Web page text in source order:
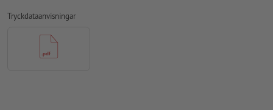
du exportera dem som kontinuerliga enkelsidor
Tryckdataanvisningar